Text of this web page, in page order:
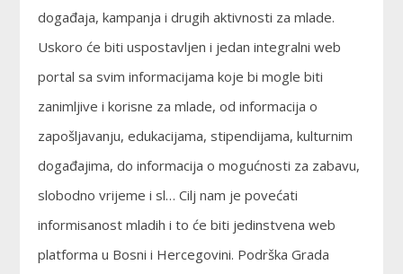
događaja, kampanja i drugih aktivnosti za mlade.
Uskoro će biti uspostavljen i jedan integralni web
portal sa svim informacijama koje bi mogle biti
zanimljive i korisne za mlade, od informacija o
zapošljavanju, edukacijama, stipendijama, kulturnim
događajima, do informacija o mogućnosti za zabavu,
slobodno vrijeme i sl… Cilj nam je povećati
informisanost mladih i to će biti jedinstvena web
platforma u Bosni i Hercegovini. Podrška Grada